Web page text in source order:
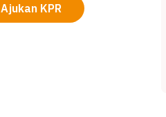
Ajukan KPR